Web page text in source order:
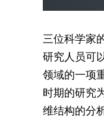
三位科学家
研究人员可
领域的一项
时期的研究
维结构的分